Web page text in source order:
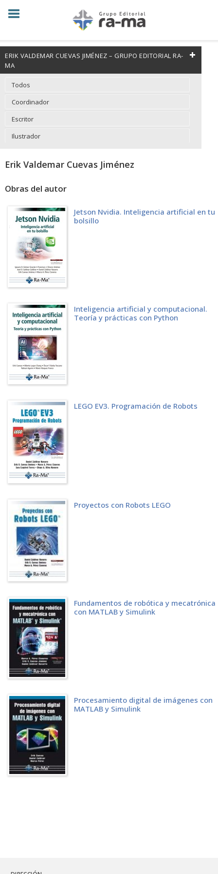
ERIK VALDEMAR CUEVAS JIMÉNEZ – GRUPO EDITORIAL RA-
MA
Todos
Coordinador
Escritor
Ilustrador
Erik Valdemar Cuevas Jiménez
Obras del autor
Jetson Nvidia. Inteligencia artificial en tu
bolsillo
Inteligencia artificial y computacional.
Teoría y prácticas con Python
LEGO EV3. Programación de Robots
Proyectos con Robots LEGO
Fundamentos de robótica y mecatrónica
con MATLAB y Simulink
Procesamiento digital de imágenes con
MATLAB y Simulink